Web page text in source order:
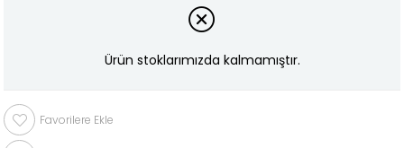
Ürün stoklarımızda kalmamıştır.
Favorilere Ekle